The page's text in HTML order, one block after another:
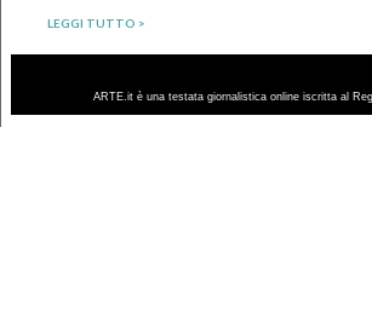
LEGGI TUTTO >
ARTE.it è una testata giornalistica online iscritta al